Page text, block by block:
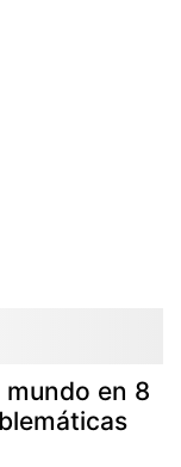
mundo en 8